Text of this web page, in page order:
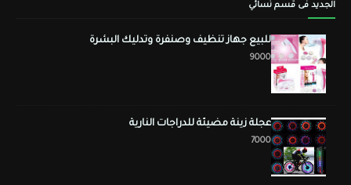
الجديد فى قسم نسائي
للبيع جهاز تنظيف وصنفرة وتدليك البشرة
9000
عجلة زينة مضيئة للدراجات النارية
7000